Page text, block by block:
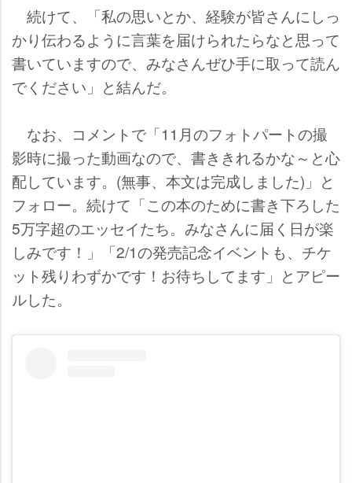
続けて、「私の思いとか、経験が皆さんにしっ
かり伝わるように言葉を届けられたらなと思って
書いていますので、みなさんぜひ手に取って読ん
でください」と結んだ。
なお、コメントで「11月のフォトパートの撮
影時に撮った動画なので、書ききれるかな～と心
配しています。(無事、本文は完成しました)」と
フォロー。続けて「この本のために書き下ろした
5万字超のエッセイたち。みなさんに届く日が楽
しみです！」「2/1の発売記念イベントも、チケ
ット残りわずかです！お待ちしてます」とアピー
ルした。